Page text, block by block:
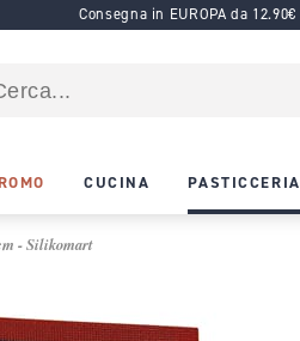
Consegna in EUROPA da 12.90€
CUCINA PASTICCERIA
- Silikomart